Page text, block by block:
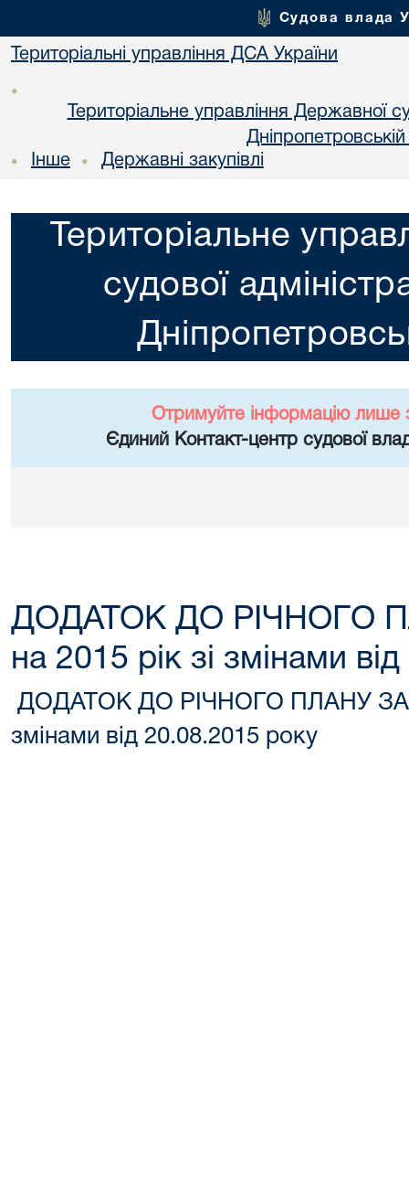
Судова влада
Територіальні управління ДСА України
•
Територіальне управління Державної
• Інше • Державні закупівлі
Територіальне
судової
Отримуйте інформацію лише
Єдиний Контакт-центр судової
ДОДАТОК ДО РІЧНОГО
на 2015 рік зі змінами
ДОДАТОК ДО РІЧНОГО ПЛАНУ
змінами від 20.08.2015 року